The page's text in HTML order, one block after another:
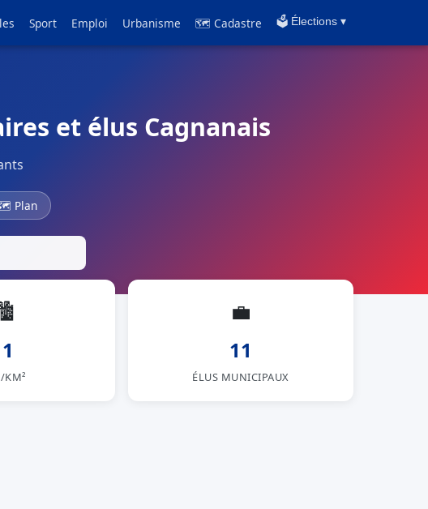
Sport Emploi Urbanisme 🗺 Cadastre 🗳️ Élections ▾
et élus Cagnanais
Plan
KM²
💼
11
ÉLUS MUNICIPAUX